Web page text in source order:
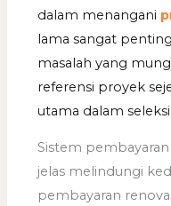
dalam menangani
lama sangat
masalah yang
referensi proyek
utama dalam
Sistem
jelas melindungi
pembayaran